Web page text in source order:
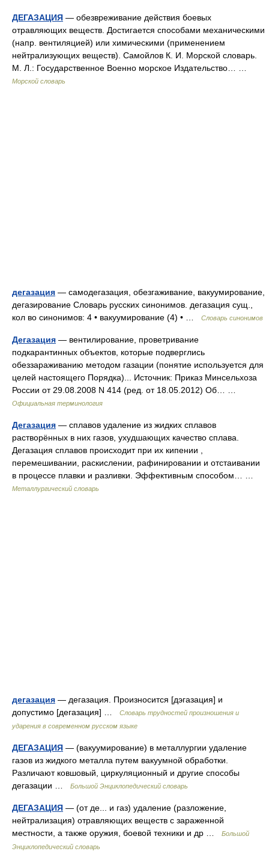
ДЕГАЗАЦИЯ — обезвреживание действия боевых
отравляющих веществ. Достигается способами механическими
(напр. вентиляцией) или химическими (применением
нейтрализующих веществ). Самойлов К. И. Морской словарь.
М. Л.: Государственное Военно морское Издательство… …
Морской словарь
дегазация — самодегазация, обезгаживание, вакуумирование,
дегазирование Словарь русских синонимов. дегазация сущ.,
кол во синонимов: 4 • вакуумирование (4) • …
Словарь синонимов
Дегазация — вентилирование, проветривание
подкарантинных объектов, которые подверглись
обеззараживанию методом газации (понятие используется для
целей настоящего Порядка)... Источник: Приказ Минсельхоза
России от 29.08.2008 N 414 (ред. от 18.05.2012) Об… …
Официальная терминология
Дегазация — сплавов удаление из жидких сплавов
растворённых в них газов, ухудшающих качество сплава.
Дегазация сплавов происходит при их кипении ,
перемешивании, раскислении, рафинировании и отстаивании
в процессе плавки и разливки. Эффективным способом… …
Металлургический словарь
дегазация — дегазация. Произносится [дэгазация] и
допустимо [дегазация] …
Словарь трудностей произношения и
ударения в современном русском языке
ДЕГАЗАЦИЯ — (вакуумирование) в металлургии удаление
газов из жидкого металла путем вакуумной обработки.
Различают ковшовый, циркуляционный и другие способы
дегазации …
Большой Энциклопедический словарь
ДЕГАЗАЦИЯ — (от де... и газ) удаление (разложение,
нейтрализация) отравляющих веществ с зараженной
местности, а также оружия, боевой техники и др …
Большой
Энциклопедический словарь